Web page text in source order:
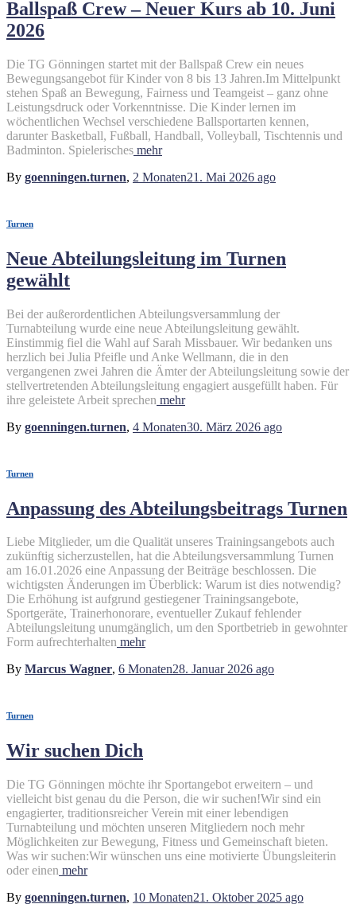
Ballspaß Crew – Neuer Kurs ab 10. Juni
2026
Die TG Gönningen startet mit der Ballspaß Crew ein neues
Bewegungsangebot für Kinder von 8 bis 13 Jahren.Im Mittelpunkt
stehen Spaß an Bewegung, Fairness und Teamgeist – ganz ohne
Leistungsdruck oder Vorkenntnisse. Die Kinder lernen im
wöchentlichen Wechsel verschiedene Ballsportarten kennen,
darunter Basketball, Fußball, Handball, Volleyball, Tischtennis und
Badminton. Spielerisches mehr
By goenningen.turnen, 2 Monaten21. Mai 2026 ago
Turnen
Neue Abteilungsleitung im Turnen
gewählt
Bei der außerordentlichen Abteilungsversammlung der
Turnabteilung wurde eine neue Abteilungsleitung gewählt.
Einstimmig fiel die Wahl auf Sarah Missbauer. Wir bedanken uns
herzlich bei Julia Pfeifle und Anke Wellmann, die in den
vergangenen zwei Jahren die Ämter der Abteilungsleitung sowie der
stellvertretenden Abteilungsleitung engagiert ausgefüllt haben. Für
ihre geleistete Arbeit sprechen mehr
By goenningen.turnen, 4 Monaten30. März 2026 ago
Turnen
Anpassung des Abteilungsbeitrags Turnen
Liebe Mitglieder, um die Qualität unseres Trainingsangebots auch
zukünftig sicherzustellen, hat die Abteilungsversammlung Turnen
am 16.01.2026 eine Anpassung der Beiträge beschlossen. Die
wichtigsten Änderungen im Überblick: Warum ist dies notwendig?
Die Erhöhung ist aufgrund gestiegener Trainingsangebote,
Sportgeräte, Trainerhonorare, eventueller Zukauf fehlender
Abteilungsleitung unumgänglich, um den Sportbetrieb in gewohnter
Form aufrechterhalten mehr
By Marcus Wagner, 6 Monaten28. Januar 2026 ago
Turnen
Wir suchen Dich
Die TG Gönningen möchte ihr Sportangebot erweitern – und
vielleicht bist genau du die Person, die wir suchen!Wir sind ein
engagierter, traditionsreicher Verein mit einer lebendigen
Turnabteilung und möchten unseren Mitgliedern noch mehr
Möglichkeiten zur Bewegung, Fitness und Gemeinschaft bieten.
Was wir suchen:Wir wünschen uns eine motivierte Übungsleiterin
oder einen mehr
By goenningen.turnen, 10 Monaten21. Oktober 2025 ago